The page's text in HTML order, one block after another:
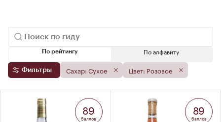
Фильтры Сахар: Сухое Цвет: Розовое
По рейтингу По алфавиту
89
баллов
89
баллов